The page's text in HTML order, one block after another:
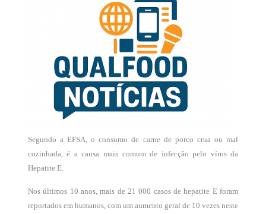
Segundo a EFSA, o consumo de carne de porco crua ou mal
cozinhada, é a causa mais comum de infecção pelo vírus da
Hepatite E.
Nos últimos 10 anos, mais de 21 000 casos de hepatite E foram
reportados em humanos, com um aumento geral de 10 vezes neste